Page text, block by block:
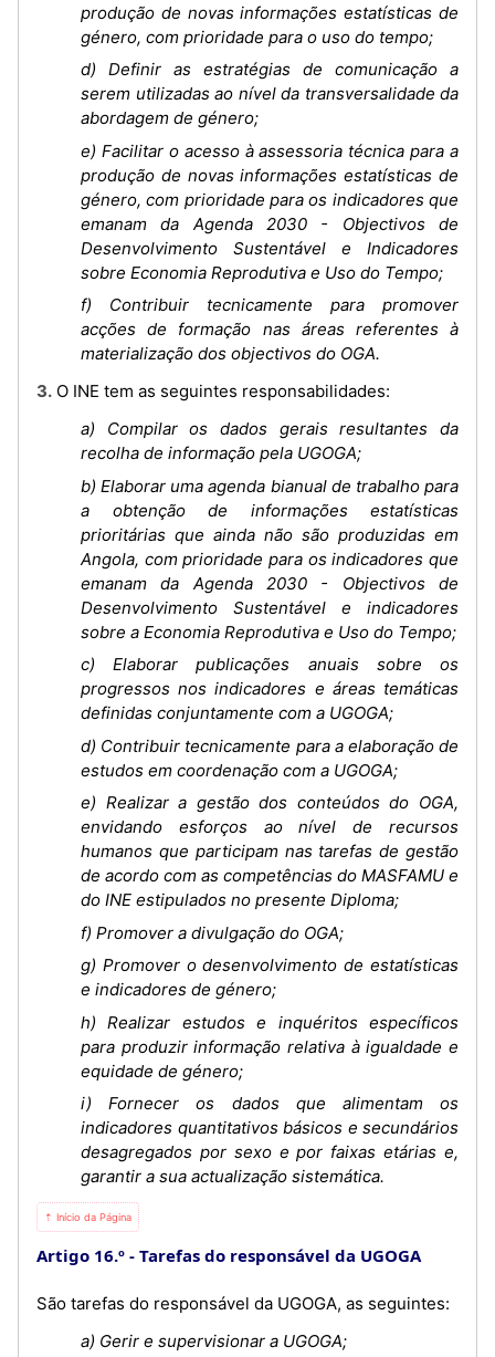
produção de novas informações estatísticas de
género, com prioridade para o uso do tempo;
d) Definir as estratégias de comunicação a
serem utilizadas ao nível da transversalidade da
abordagem de género;
e) Facilitar o acesso à assessoria técnica para a
produção de novas informações estatísticas de
género, com prioridade para os indicadores que
emanam da Agenda 2030 - Objectivos de
Desenvolvimento Sustentável e Indicadores
sobre Economia Reprodutiva e Uso do Tempo;
f) Contribuir tecnicamente para promover
acções de formação nas áreas referentes à
materialização dos objectivos do OGA.
3. O INE tem as seguintes responsabilidades:
a) Compilar os dados gerais resultantes da
recolha de informação pela UGOGA;
b) Elaborar uma agenda bianual de trabalho para
a obtenção de informações estatísticas
prioritárias que ainda não são produzidas em
Angola, com prioridade para os indicadores que
emanam da Agenda 2030 - Objectivos de
Desenvolvimento Sustentável e indicadores
sobre a Economia Reprodutiva e Uso do Tempo;
c) Elaborar publicações anuais sobre os
progressos nos indicadores e áreas temáticas
definidas conjuntamente com a UGOGA;
d) Contribuir tecnicamente para a elaboração de
estudos em coordenação com a UGOGA;
e) Realizar a gestão dos conteúdos do OGA,
envidando esforços ao nível de recursos
humanos que participam nas tarefas de gestão
de acordo com as competências do MASFAMU e
do INE estipulados no presente Diploma;
f) Promover a divulgação do OGA;
g) Promover o desenvolvimento de estatísticas
e indicadores de género;
h) Realizar estudos e inquéritos específicos
para produzir informação relativa à igualdade e
equidade de género;
i) Fornecer os dados que alimentam os
indicadores quantitativos básicos e secundários
desagregados por sexo e por faixas etárias e,
garantir a sua actualização sistemática.
⇡ Início da Página
Artigo 16.º Tarefas do responsável da UGOGA
São tarefas do responsável da UGOGA, as seguintes:
a) Gerir e supervisionar a UGOGA;